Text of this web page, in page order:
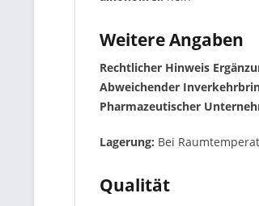
Weitere Angaben
Rechtlicher Hinweis
Abweichender
Pharmazeutischer
Lagerung: Bei
Qualität